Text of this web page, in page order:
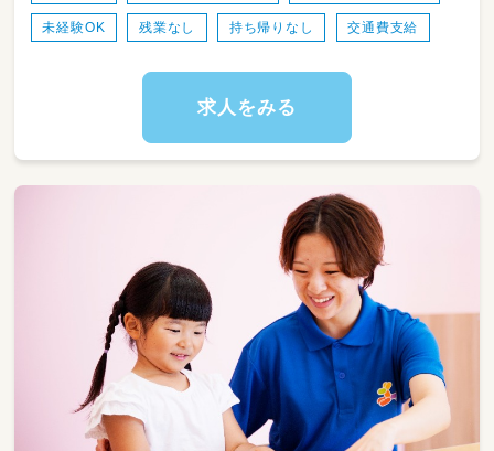
未経験OK 残業なし 持ち帰りなし 交通費支給
求人をみる